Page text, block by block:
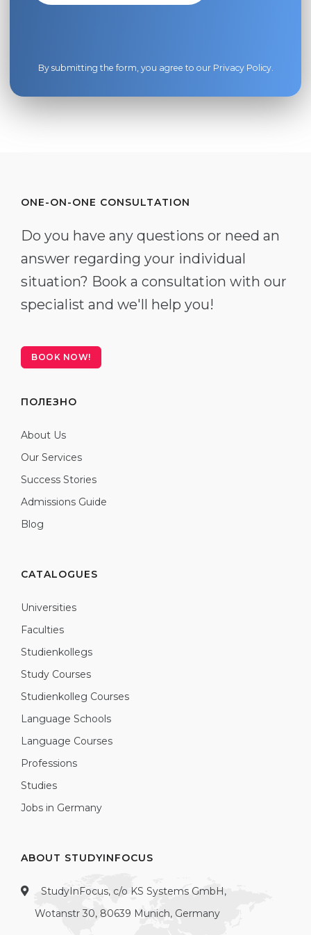
By submitting the form, you agree to our Privacy Policy.
ONE-ON-ONE CONSULTATION
Do you have any questions or need an
answer regarding your individual
situation? Book a consultation with our
specialist and we'll help you!
BOOK NOW!
ПОЛЕЗНО
About Us
Our Services
Success Stories
Admissions Guide
Blog
CATALOGUES
Universities
Faculties
Studienkollegs
Study Courses
Studienkolleg Courses
Language Schools
Language Courses
Professions
Studies
Jobs in Germany
ABOUT STUDYINFOCUS
StudyInFocus, c/o KS Systems GmbH,
Wotanstr 30, 80639 Munich, Germany